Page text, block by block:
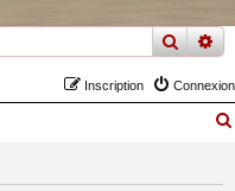
Connexion
Inscription